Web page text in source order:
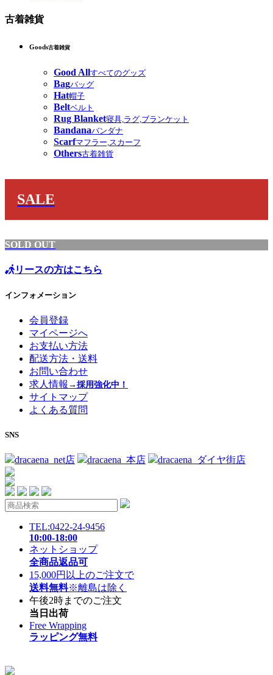
古着雑貨
Goods古着雑貨
Good Allすべてのグッズ
Bagバッグ
Hat帽子
Beltベルト
Rug Blanket寝具,ラグ,ブランケット
Bandanaバンダナ
Scarfマフラー,スカーフ
Others古着雑貨
SALE
SOLD OUT
リースの方はこちら
インフォメーション
会員登録
マイページへ
お支払い方法
配送方法・送料
お問い合わせ
求人情報 →採用強化中！
サイトマップ
よくある質問
SNS
dracaena_net店 dracaena_本店 dracaena_ダイヤ街店
TEL:0422-24-9456
10:00-18:00
ネットショップ
全商品返品可
15,000円以上のご注文で
送料無料※離島は除く
午後2時までのご注文
当日出荷
Free Wrapping
ラッピング無料